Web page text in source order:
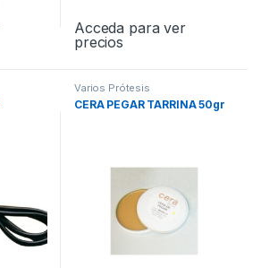
Acceda para ver
precios
Varios Prótesis
CERA PEGAR TARRINA 50gr